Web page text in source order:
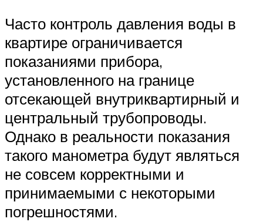
Часто контроль давления воды в
квартире ограничивается
показаниями прибора,
установленного на границе
отсекающей внутриквартирный и
центральный трубопроводы.
Однако в реальности показания
такого манометра будут являться
не совсем корректными и
принимаемыми с некоторыми
погрешностями.